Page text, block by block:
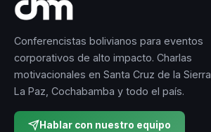
Conferencistas bolivianos para eventos
corporativos de alto impacto. Charlas
motivacionales en Santa Cruz de la Sierra,
La Paz, Cochabamba y todo el país.
Hablar con nuestro equipo